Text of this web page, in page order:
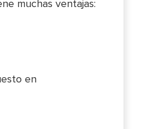
muchas ventajas:
en